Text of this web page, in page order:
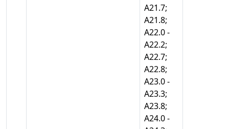
А21.7;
А21.8;
А22.0 -
А22.2;
А22.7;
А22.8;
А23.0 -
А23.3;
А23.8;
А24.0 -